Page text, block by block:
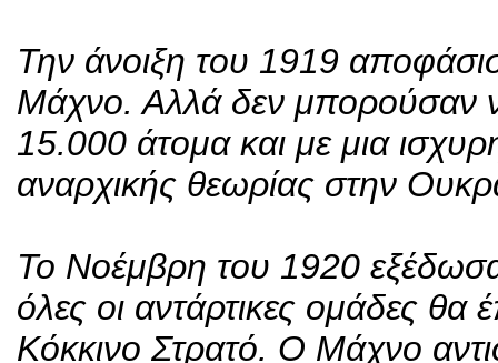
Την άνοιξη του 1919
Μάχνο. Αλλά δεν μπορούσαν
15.000 άτομα και με μια
αναρχικής θεωρίας στην
Το Νοέμβρη του 1920
όλες οι αντάρτικες ομάδες
Κόκκινο Στρατό. Ο Μάχνο